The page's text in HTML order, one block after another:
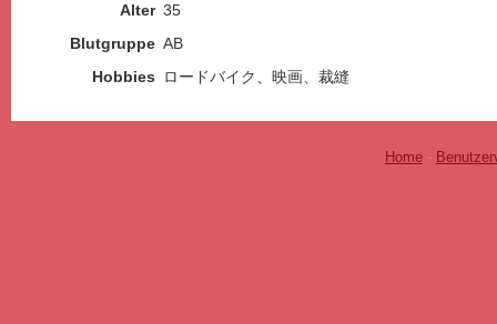
Alter 35
Blutgruppe AB
Hobbies
ロードバイク、映画、裁縫
Home -